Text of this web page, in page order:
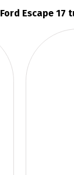
Ford Escape 17